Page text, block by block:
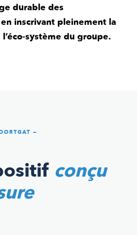
durable des
en inscrivant pleinement la
système du groupe.
—
conçu